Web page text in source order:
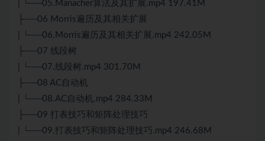
| └──05.Manacher算法及其扩展.mp4 197.41M
├──06 Morris遍历及其相关扩展
| └──06.Morris遍历及其相关扩展.mp4 242.05M
├──07 线段树
| └──07.线段树.mp4 301.70M
├──08 AC自动机
| └──08.AC自动机.mp4 284.33M
├──09 打表技巧和矩阵处理技巧
| └──09.打表技巧和矩阵处理技巧.mp4 246.68M